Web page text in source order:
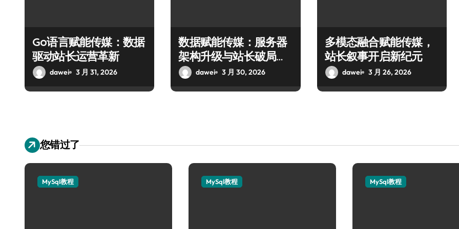
Go语言赋能传媒：数据
驱动站长运营革新
dawei 3 月 31, 2026
数据赋能传媒：服务器
架构升级与站长破局之
道
dawei 3 月 30, 2026
多模态融合赋能传媒，
站长叙事开启新纪元
dawei 3 月 26, 2026
您错过了
MySql教程 MySql教程 MySql教程